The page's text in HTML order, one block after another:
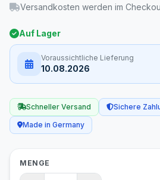
Versandkosten werden im
Auf Lager
Voraussichtliche Lieferung
10.08.2026
Schneller Versand
Sichere
Made in Germany
MENGE